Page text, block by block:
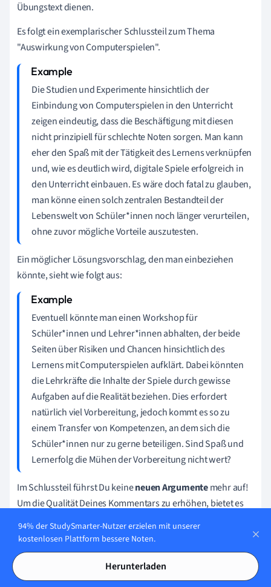
Übungstext dienen.
Es folgt ein exemplarischer Schlussteil zum Thema
"Auswirkung von Computerspielen".
Die Studien und Experimente hinsichtlich der
Einbindung von Computerspielen in den Unterricht
zeigen eindeutig, dass die Beschäftigung mit diesen
nicht prinzipiell für schlechte Noten sorgen. Man kann
eher den Spaß mit der Tätigkeit des Lernens verknüpfen
und, wie es deutlich wird, digitale Spiele erfolgreich in
den Unterricht einbauen. Es wäre doch fatal zu glauben,
man könne einen solch zentralen Bestandteil der
Lebenswelt von Schüler*innen noch länger verurteilen,
ohne zuvor mögliche Vorteile auszutesten.
Ein möglicher Lösungsvorschlag, den man einbeziehen
könnte, sieht wie folgt aus:
Eventuell könnte man einen Workshop für
Schüler*innen und Lehrer*innen abhalten, der beide
Seiten über Risiken und Chancen hinsichtlich des
Lernens mit Computerspielen aufklärt. Dabei könnten
die Lehrkräfte die Inhalte der Spiele durch gewisse
Aufgaben auf die Realität beziehen. Dies erfordert
natürlich viel Vorbereitung, jedoch kommt es so zu
einem Transfer von Kompetenzen, an dem sich die
Schüler*innen nur zu gerne beteiligen. Sind Spaß und
Lernerfolg die Mühen der Vorbereitung nicht wert?
Im Schlussteil führst Du keineneuen Argumentemehr auf!
Um die Qualität Deines Kommentars zu erhöhen, bietet es
Handlungsaufforderungeneinzubauen. Alternativ kannst
Du Deinen Kommentar mit einerweiterführenden Frage
beenden. So regst Du die Leser*innen zu nachträglichen
Überlegungen an und dadurch bleibt ihnen Dein Text im
94% der StudySmarter-Nutzer erzielen mit unserer
kostenlosen Plattform bessere Noten.
Herunterladen